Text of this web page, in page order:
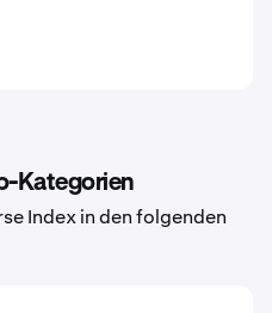
Kategorien
Index in den folgenden